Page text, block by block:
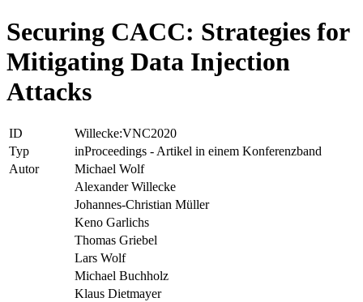
Securing CACC: Strategies for
Mitigating Data Injection
Attacks
ID
Willecke:VNC2020
Typ
inProceedings - Artikel in einem Konferenzband
Autor
Michael Wolf
Alexander Willecke
Johannes-Christian Müller
Keno Garlichs
Thomas Griebel
Lars Wolf
Michael Buchholz
Klaus Dietmayer